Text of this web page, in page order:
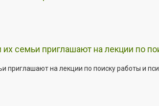
семьи приглашают на лекции по
приглашают на лекции по поиску работы и